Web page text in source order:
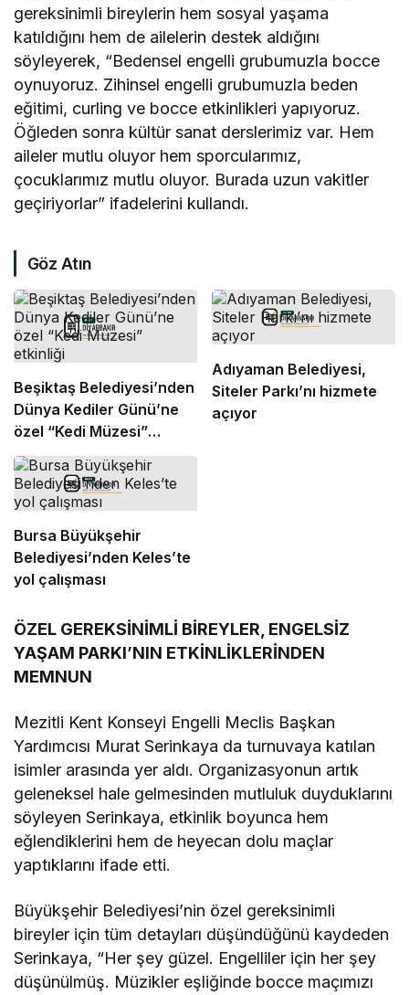
gereksinimli bireylerin hem sosyal yaşama
katıldığını hem de ailelerin destek aldığını
söyleyerek, “Bedensel engelli grubumuzla bocce
oynuyoruz. Zihinsel engelli grubumuzla beden
eğitimi, curling ve bocce etkinlikleri yapıyoruz.
Öğleden sonra kültür sanat derslerimiz var. Hem
aileler mutlu oluyor hem sporcularımız,
çocuklarımız mutlu oluyor. Burada uzun vakitler
geçiriyorlar” ifadelerini kullandı.
Göz Atın
Beşiktaş Belediyesi’nden
Dünya Kediler Günü’ne
özel “Kedi Müzesi”
etkinliği
Adıyaman Belediyesi,
Siteler Parkı’nı hizmete
açıyor
Bursa Büyükşehir
Belediyesi’nden Keles’te
yol çalışması
ÖZEL GEREKSİNİMLİ BİREYLER, ENGELSİZ
YAŞAM PARKI’NIN ETKİNLİKLERİNDEN
MEMNUN
Mezitli Kent Konseyi Engelli Meclis Başkan
Yardımcısı Murat Serinkaya da turnuvaya katılan
isimler arasında yer aldı. Organizasyonun artık
geleneksel hale gelmesinden mutluluk duyduklarını
söyleyen Serinkaya, etkinlik boyunca hem
eğlendiklerini hem de heyecan dolu maçlar
yaptıklarını ifade etti.
Büyükşehir Belediyesi’nin özel gereksinimli
bireyler için tüm detayları düşündüğünü kaydeden
Serinkaya, “Her şey güzel. Engelliler için her şey
düşünülmüş. Müzikler eşliğinde bocce maçımızı